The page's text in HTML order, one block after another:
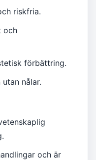
riskfria.
och
förbättring.
nålar.
och är